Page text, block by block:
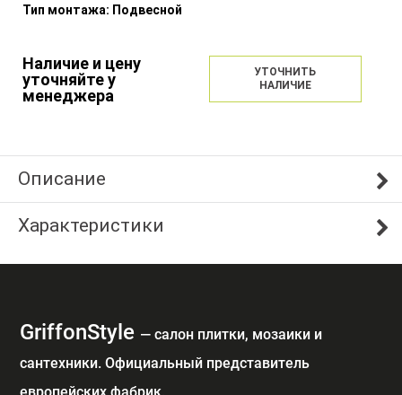
Тип монтажа: Подвесной
Наличие и цену
уточняйте у
менеджера
УТОЧНИТЬ
НАЛИЧИЕ
Описание
Характеристики
GriffonStyle — cалон плитки, мозаики и
сантехники. Официальный представитель